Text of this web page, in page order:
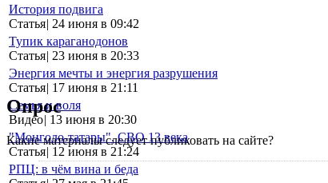
История подвига
Статья| 24 июня в 09:42
Тупик караганодонов
Статья| 23 июня в 20:33
Энергия мечты и энергия разрушения
Статья| 17 июня в 21:11
Семья и воля
Видео| 13 июня в 20:30
"Монголо-татары". СВО 13 века
Статья| 12 июня в 21:24
РПЦ: в чём вина и беда
Опрос
Какие материалы следует публиковать на сайте?